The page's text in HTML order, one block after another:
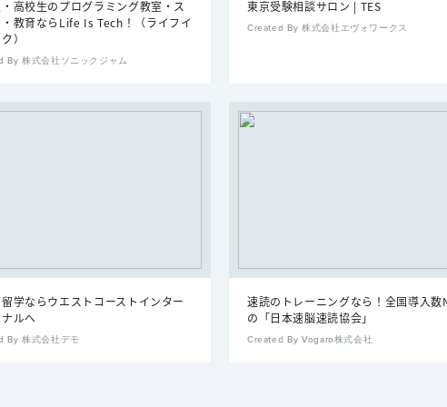
高校生のプログラミング教室・ス
教育ならLife Is Tech！（ライフイ
）
By 株式会社ソニックジャム
東京受験相談サロン | TES
Created By 株式会社エヴォワークス
学ならウエストコーストインター
ルへ
By 株式会社デモ
速読のトレーニングなら！全国導入数
の「日本速脳速読協会」
Created By Vogaro株式会社